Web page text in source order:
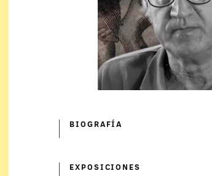
BIOGRAFÍ­A
EXPOSICIONES